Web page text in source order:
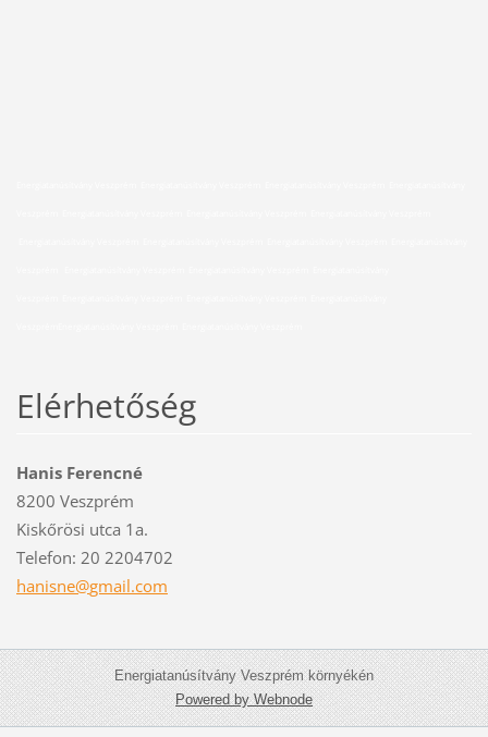
Elérhetőség
Hanis Ferencné
8200 Veszprém
Kiskőrösi utca 1a.
Telefon: 20 2204702
hanisne@gmail.com
Energiatanúsítvány Veszprém környékén
Powered by Webnode